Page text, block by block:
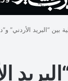
بين “البريد